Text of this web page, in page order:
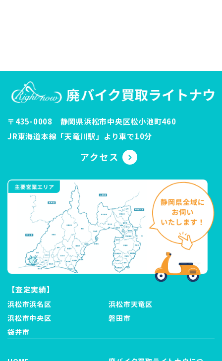
〒435-0008 静岡県浜松市中央区松小池町460
JR東海道本線「天竜川駅」より車で10分
【査定実績】
浜松市浜名区
浜松市天竜区
浜松市中央区
磐田市
袋井市